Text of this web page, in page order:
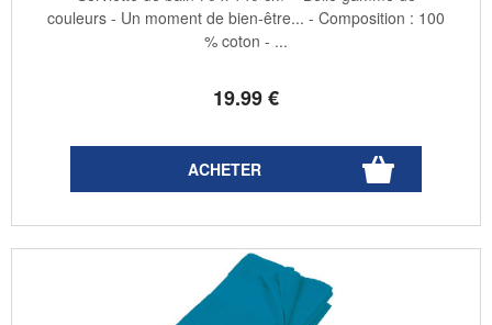
19.99€
couleurs - Un moment de bien-être... - Composition : 100
% coton - ...